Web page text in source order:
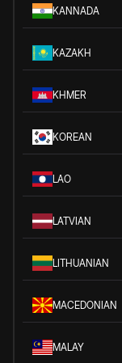
KANNADA
KAZAKH
KHMER
KOREAN
LAO
LATVIAN
LITHUANIAN
MACEDONIAN
MALAY